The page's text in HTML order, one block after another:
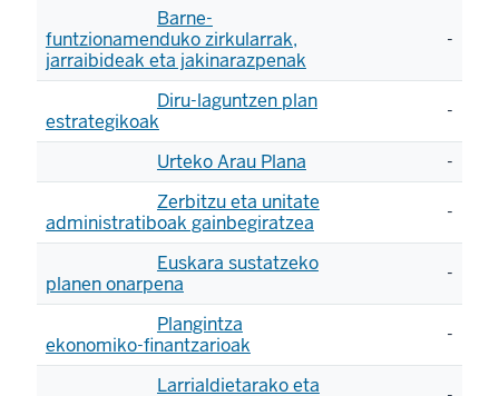
Barne-
funtzionamenduko zirkularrak,
jarraibideak eta jakinarazpenak
-
Diru-laguntzen plan
estrategikoak
-
Urteko Arau Plana
-
Zerbitzu eta unitate
administratiboak gainbegiratzea
-
Euskara sustatzeko
planen onarpena
-
Plangintza
ekonomiko-finantzarioak
-
Larrialdietarako eta